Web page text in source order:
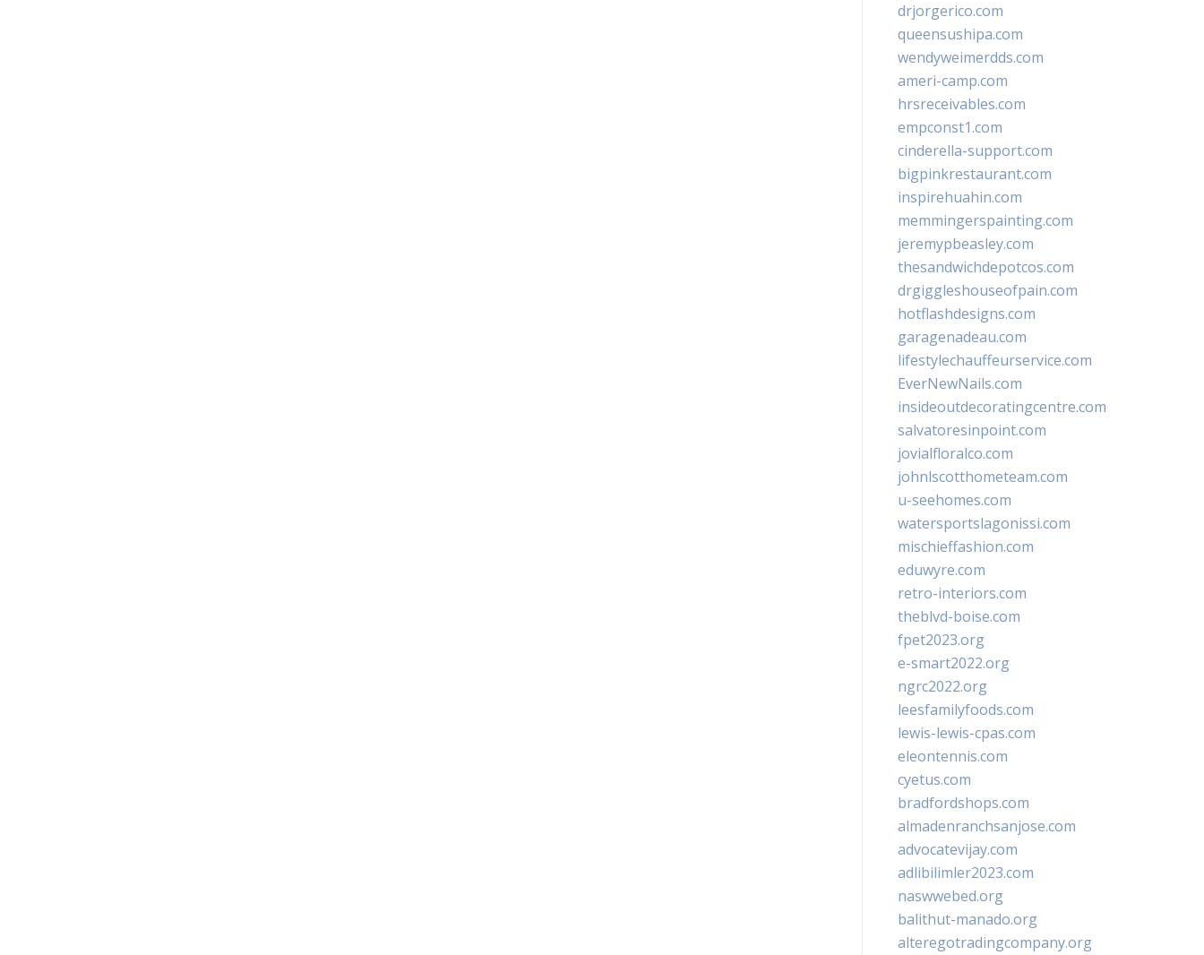
drjorgerico.com
queensushipa.com
wendyweimerdds.com
ameri-camp.com
hrsreceivables.com
empconst1.com
cinderella-support.com
bigpinkrestaurant.com
inspirehuahin.com
memmingerspainting.com
jeremypbeasley.com
thesandwichdepotcos.com
drgiggleshouseofpain.com
hotflashdesigns.com
garagenadeau.com
lifestylechauffeurservice.com
EverNewNails.com
insideoutdecoratingcentre.com
salvatoresinpoint.com
jovialfloralco.com
johnlscotthometeam.com
u-seehomes.com
watersportslagonissi.com
mischieffashion.com
eduwyre.com
retro-interiors.com
theblvd-boise.com
fpet2023.org
e-smart2022.org
ngrc2022.org
leesfamilyfoods.com
lewis-lewis-cpas.com
eleontennis.com
cyetus.com
bradfordshops.com
almadenranchsanjose.com
advocatevijay.com
adlibilimler2023.com
naswwebed.org
balithut-manado.org
alteregotradingcompany.org